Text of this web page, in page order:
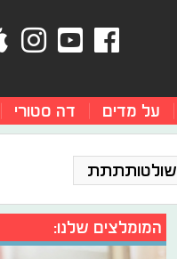
על מדים דה סטורי
שולטותתתת
המומלצים שלנו: